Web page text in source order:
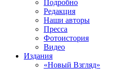
Подробно
Редакция
Наши авторы
Пресса
Фотоистория
Видео
Издания
«Новый Взгляд»